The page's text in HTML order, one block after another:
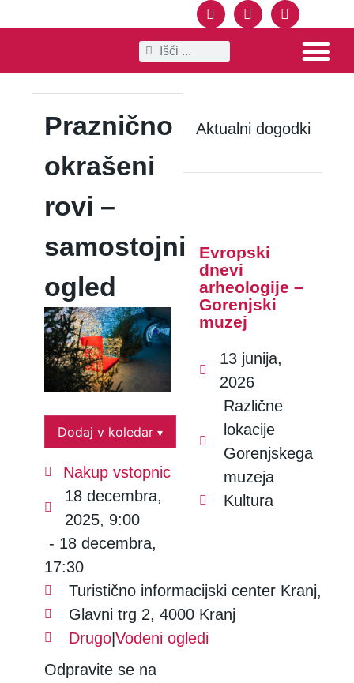
Praznično
okrašeni
rovi –
samostojni
ogled
Dodaj v koledar ▾
Nakup vstopnic
18 decembra,
2025, 9:00
- 18 decembra,
17:30
Turistično informacijski center Kranj,
Glavni trg 2, 4000 Kranj
Drugo Vodeni ogledi
Odpravite se na
Aktualni dogodki
Evropski
dnevi
arheologije –
Gorenjski
muzej
13 junija,
2026
Različne
lokacije
Gorenjskega
muzeja
Kultura